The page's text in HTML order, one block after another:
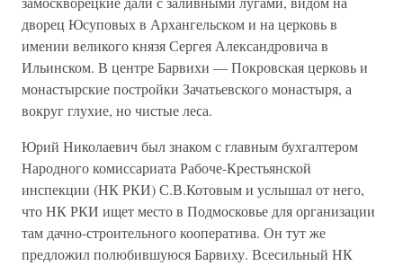
дворец Юсуповых в Архангельском и на церковь в
имении великого князя Сергея Александровича в
Ильинском. В центре Барвихи — Покровская церковь и
монастырские постройки Зачатьевского монастыря, а
вокруг глухие, но чистые леса.
Юрий Николаевич был знаком с главным бухгалтером
Народного комиссариата Рабоче-Крестьянской
инспекции (НК РКИ) С.В.Котовым и услышал от него,
что НК РКИ ищет место в Подмосковье для организации
там дачно-строительного кооператива. Он тут же
предложил полюбившуюся Барвиху. Всесильный НК